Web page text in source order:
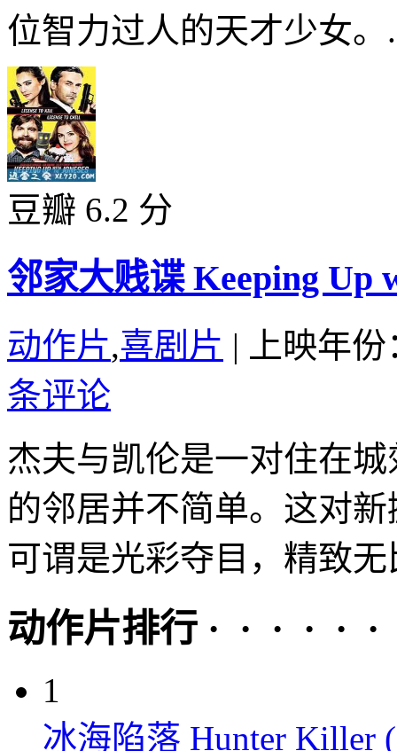
位智力过人的天才少女
豆瓣 6.2 分
邻家大贱谍 Keeping Up
动作片,喜剧片 |
上映年
条评论
杰夫与凯伦是一对住在
的邻居并不简单。这对
可谓是光彩夺目，精致
动作片排行 · · · · · ·
1
冰海陷落 Hunter Killer